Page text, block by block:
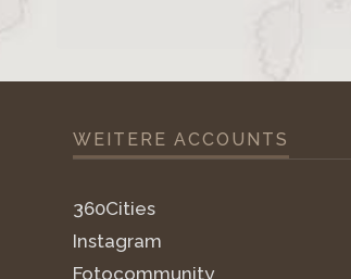
WEITERE ACCOUNTS
360Cities
Instagram
Fotocommunity